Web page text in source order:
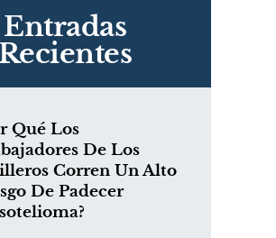
Entradas
Recientes
Qué Los
De Los
Corren Un Alto
De Padecer